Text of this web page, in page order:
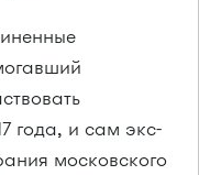
года, и сам экс-
московского